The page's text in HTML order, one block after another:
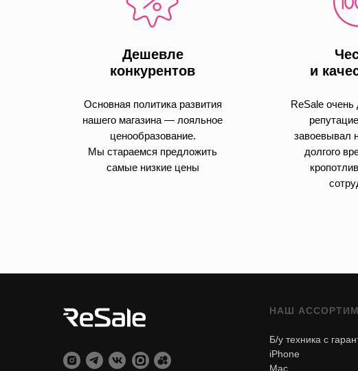
Дешевле
конкурентов
Основная политика развития
нашего магазина — лояльное
ценообразование.
Мы стараемся предложить
самые низкие цены
и
ReSale очень
завоевывал
долгого
НАШ
iPhone
Б/у техника с
Mac